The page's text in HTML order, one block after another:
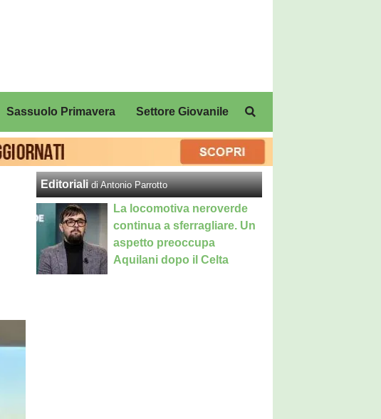
Sassuolo Primavera Settore Giovanile
Editoriali di Antonio Parrotto
La locomotiva neroverde
continua a sferragliare. Un
aspetto preoccupa
Aquilani dopo il Celta